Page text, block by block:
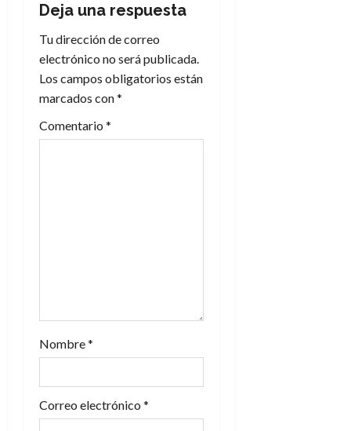
c
i
ó
n
r
a
d
a
Deja una respuesta
Tu dirección de correo
electrónico no será publicada.
Los campos obligatorios están
marcados con*
Comentario *
Nombre*
Correo electrónico *